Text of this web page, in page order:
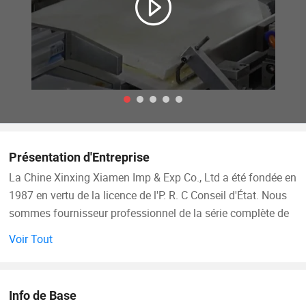
Présentation d'Entreprise
La Chine Xinxing Xiamen Imp & Exp Co., Ltd a été fondée en
1987 en vertu de la licence de l'P. R. C Conseil d'État. Nous
sommes fournisseur professionnel de la série complète de
Voir Tout
Info de Base